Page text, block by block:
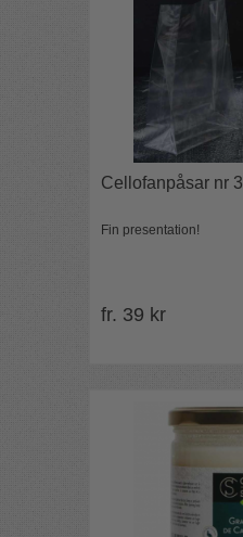
Cellofanpåsar nr 3
Fin presentation!
fr. 39 kr